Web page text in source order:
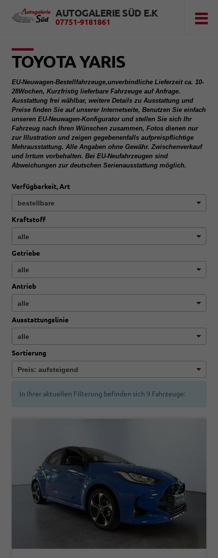
AUTOGALERIE SÜD E.K
07751-9181861
TOYOTA YARIS
EU-Neuwagen-Bestellfahrzeuge,unverbindliche Lieferzeit ca. 10-
28Wochen, Kurzfristig lieferbare Fahrzeuge auf Anfrage.
Ausstattung frei wählbar, weitere Details zu Ausstattung und
Preise finden Sie auf unserer Internetseite, Benutzen Sie einfach
unseren EU-Neuwagen-Konfigurator und stellen Sie sich Ihr
Fahrzeug nach Ihren Wünschen zusammen, Fotos dienen nur
zur Illustration und zeigen gegebenenfalls aufpreispflichtige
Mehrausstattung. Alle Angaben ohne Gewähr. Zwischenverkauf
und Irrtum vorbehalten. Bei EU-Neufahrzeugen sind
Abweichungen zur deutschen Serienausstattung möglich.
Verfügbarkeit, Art
Kraftstoff
Getriebe
Antrieb
Ausstattungslinie
Sortierung
In Ihrer aktuellen Filterung befinden sich 9 Fahrzeuge: